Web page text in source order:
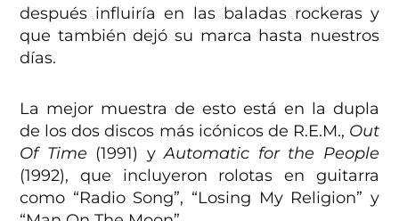
después influiría en las baladas rockeras y
que también dejó su marca hasta nuestros
días.
La mejor muestra de esto está en la dupla
de los dos discos más icónicos de R.E.M., Out
Of Time (1991) yAutomatic for the People
(1992), que incluyeron rolotas en guitarra
como “Radio Song”, “Losing My Religion” y